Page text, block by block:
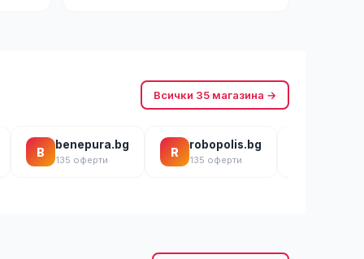
Всички 35 магазина →
B
benepura.bg
135 оферти
R
robopolis.bg
135 оферти